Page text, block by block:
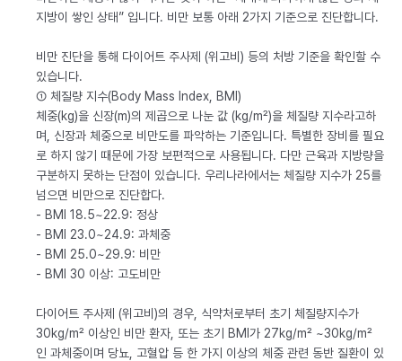
지방이 쌓인 상태” 입니다. 비만 보통 아래 2가지 기준으로 진단합니다.
비만 진단을 통해 다이어트 주사제 (위고비) 등의 처방 기준을 확인할 수
있습니다.
① 체질량 지수(Body Mass Index, BMI)
체중(kg)을 신장(m)의 제곱으로 나눈 값 (kg/m²)을 체질량 지수라고하
며, 신장과 체중으로 비만도를 파악하는 기준입니다. 특별한 장비를 필요
로 하지 않기 때문에 가장 보편적으로 사용됩니다. 다만 근육과 지방량을
구분하지 못하는 단점이 있습니다. 우리나라에서는 체질량 지수가 25를
넘으면 비만으로 진단합다.
- BMI 18.5~22.9: 정상
- BMI 23.0~24.9: 과체중
- BMI 25.0~29.9: 비만
- BMI 30 이상: 고도비만
다이어트 주사제 (위고비)의 경우, 식약처로부터 초기 체질량지수가
30kg/m² 이상인 비만 환자, 또는 초기 BMI가 27kg/m² ~30kg/m²
인 과체중이며 당뇨, 고혈압 등 한 가지 이상의 체중 관련 동반 질환이 있